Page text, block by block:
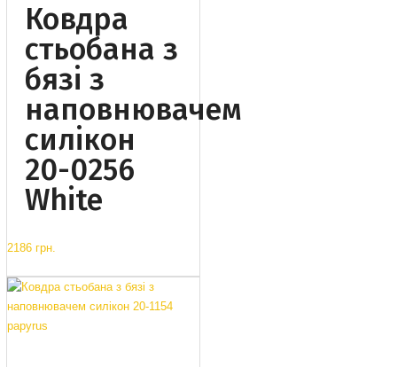
Ковдра
стьобана з
бязі з
наповнювачем
силікон
20-0256
White
2186 грн.